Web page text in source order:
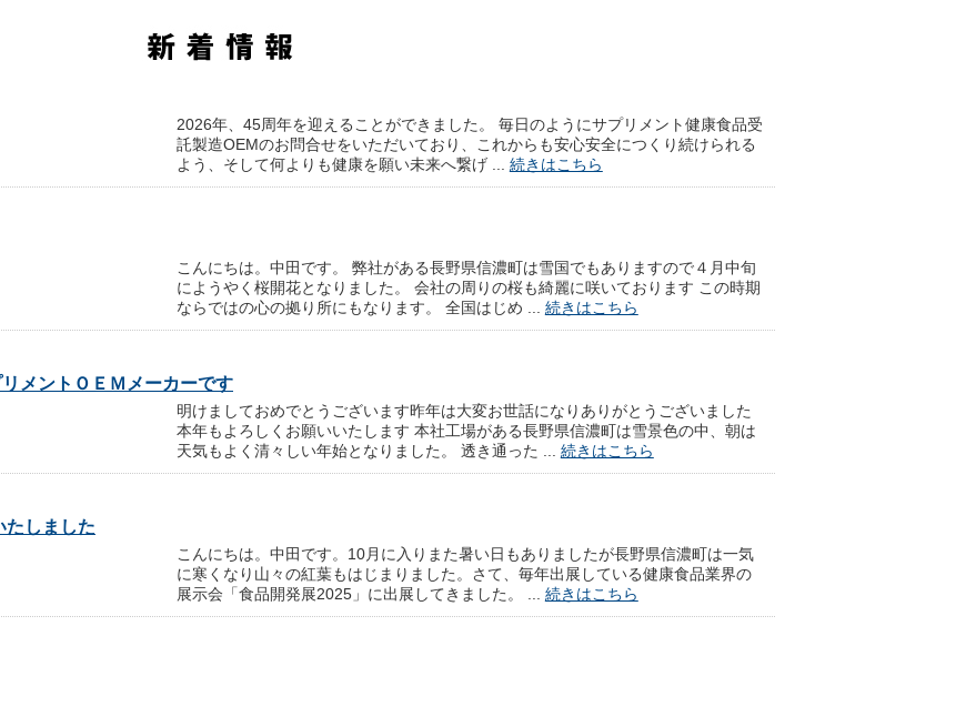
2026年、45周年を迎えることができました。 毎日のようにサプリメント健康食品受
託製造OEMのお問合せをいただいており、これからも安心安全につくり続けられる
よう、そして何よりも健康を願い未来へ繋げ ... 続きはこちら
こんにちは。中田です。 弊社がある長野県信濃町は雪国でもありますので４月中旬
にようやく桜開花となりました。 会社の周りの桜も綺麗に咲いております この時期
ならではの心の拠り所にもなります。 全国はじめ ... 続きはこちら
メントＯＥＭメーカーです
明けましておめでとうございます昨年は大変お世話になりありがとうございました
本年もよろしくお願いいたします 本社工場がある長野県信濃町は雪景色の中、朝は
天気もよく清々しい年始となりました。 透き通った ... 続きはこちら
たしました
こんにちは。中田です。10月に入りまた暑い日もありましたが長野県信濃町は一気
に寒くなり山々の紅葉もはじまりました。さて、毎年出展している健康食品業界の
展示会「食品開発展2025」に出展してきました。 ... 続きはこちら